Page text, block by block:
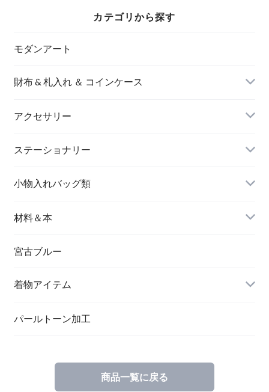
カテゴリから探す
モダンアート
財布 & 札入れ ＆ コインケース
長財布
アクセサリー
イヤリング＆ピアス
バングル＆ブレスレット
ペンダント
ブローチ
ステーショナリー
名刺入れ
メッセージカード
一筆箋
小物入れバッグ類
バッグ
材料＆本
ハンドメイドキット
宮古ブルー
着物アイテム
パールトーン加工
商品一覧に戻る